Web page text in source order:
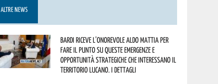
ALTRE NEWS
Bardi riceve l’onorevole Aldo Mattia per
fare il punto su queste emergenze e
opportunità strategiche che interessano il
territorio lucano. I dettagli